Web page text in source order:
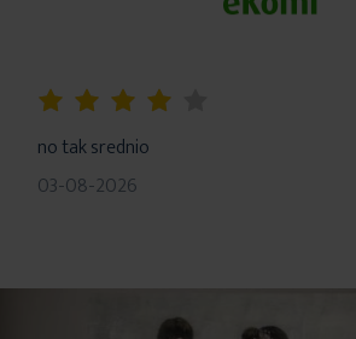
no tak srednio
03-08-2026